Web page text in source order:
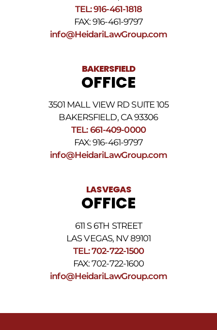
TEL: 916-461-1818
FAX: 916-461-9797
info@HeidariLawGroup.com
BAKERSFIELD
OFFICE
3501 MALL VIEW RD SUITE 105
BAKERSFIELD, CA 93306
TEL: 661-409-0000
FAX: 916-461-9797
info@HeidariLawGroup.com
LAS VEGAS
OFFICE
611 S 6TH STREET
LAS VEGAS, NV 89101
TEL: 702-722-1500
FAX: 702-722-1600
info@HeidariLawGroup.com